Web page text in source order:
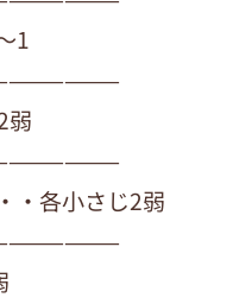
1
弱
・各小さじ2弱